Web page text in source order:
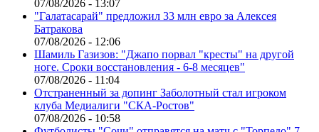
07/08/2026 - 13:07
"Галатасарай" предложил 33 млн евро за Алексея
Батракова
07/08/2026 - 12:06
Шамиль Газизов: "Джапо порвал "кресты" на другой
ноге. Сроки восстановления - 6-8 месяцев"
07/08/2026 - 11:04
Отстраненный за допинг Заболотный стал игроком
клуба Медиалиги "СКА-Ростов"
07/08/2026 - 10:58